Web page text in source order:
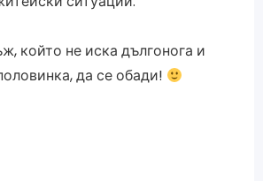
който не иска дългонога и
да се обади!